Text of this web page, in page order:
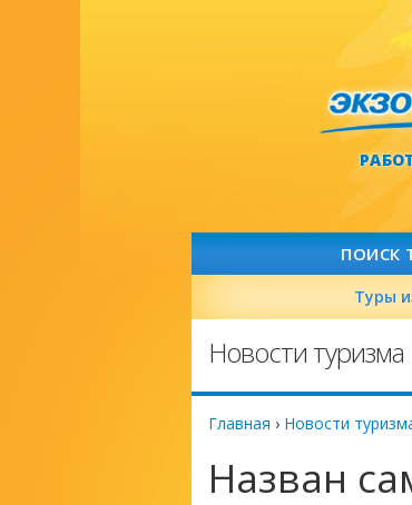
ПОИСК
Туры
Новости туризма
Главная › Новости
Назван